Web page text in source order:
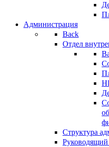
Администрация
Back
Отдел
Структура
Руководящий